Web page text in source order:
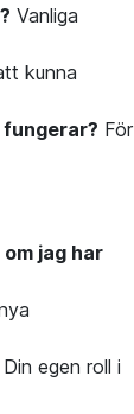
Vanliga
kunna
fungerar? För
jag har
Din egen roll i